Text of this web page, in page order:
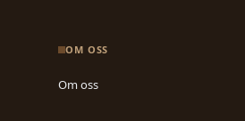
OM OSS
Om oss